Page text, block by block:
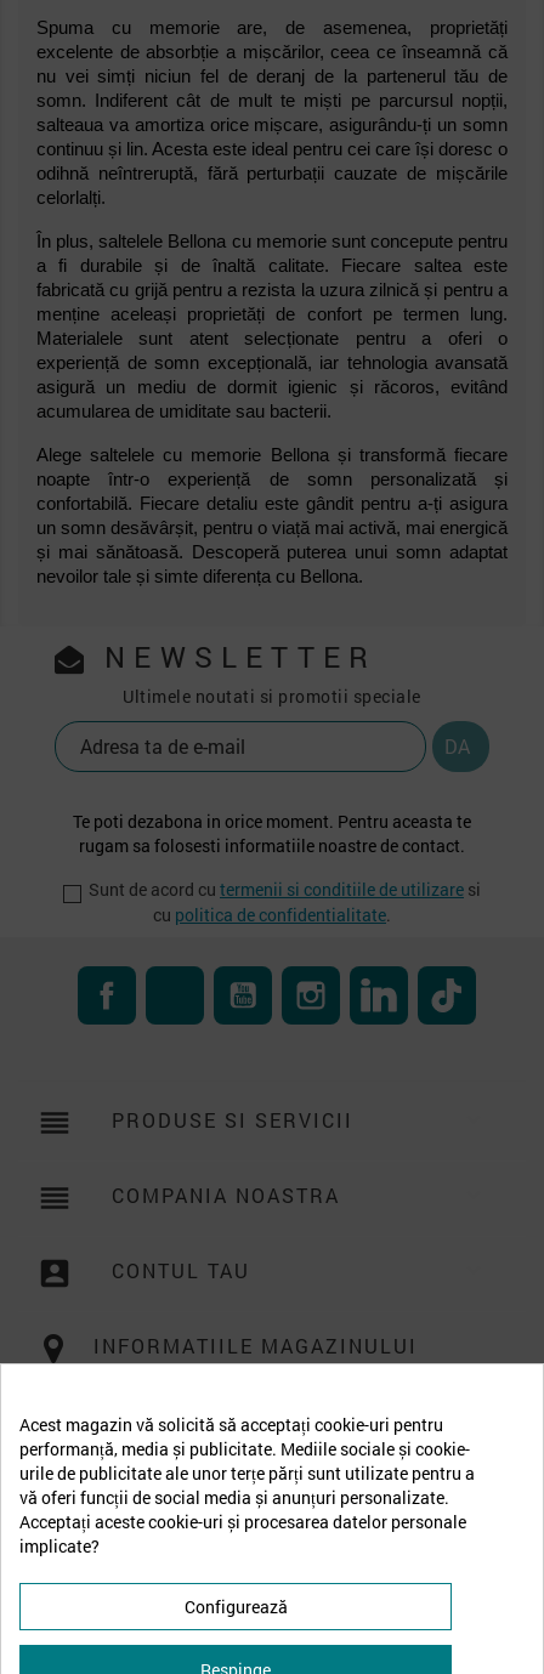
Spuma cu memorie are, de asemenea, proprietăți
excelente de absorbție a mișcărilor, ceea ce înseamnă că
nu vei simți niciun fel de deranj de la partenerul tău de
somn. Indiferent cât de mult te miști pe parcursul nopții,
salteaua va amortiza orice mișcare, asigurându-ți un somn
continuu și lin. Acesta este ideal pentru cei care își doresc o
odihnă neîntreruptă, fără perturbații cauzate de mișcările
celorlalți.
În plus, saltelele Bellona cu memorie sunt concepute pentru
a fi durabile și de înaltă calitate. Fiecare saltea este
fabricată cu grijă pentru a rezista la uzura zilnică și pentru a
menține aceleași proprietăți de confort pe termen lung.
Materialele sunt atent selecționate pentru a oferi o
experiență de somn excepțională, iar tehnologia avansată
asigură un mediu de dormit igienic și răcoros, evitând
acumularea de umiditate sau bacterii.
Alege saltelele cu memorie Bellona și transformă fiecare
noapte într-o experiență de somn personalizată și
confortabilă. Fiecare detaliu este gândit pentru a-ți asigura
un somn desăvârșit, pentru o viață mai activă, mai energică
și mai sănătoasă. Descoperă puterea unui somn adaptat
nevoilor tale și simte diferența cu Bellona.
NEWSLETTER
Ultimele noutati si promotii speciale
Te poti dezabona in orice moment. Pentru aceasta te
rugam sa folosesti informatiile noastre de contact.
Sunt de acord cu termenii si conditiile de utilizare si
cu politica de confidentialitate
FacebookRSS YouTube InstagramLinkedIn
reorder PRODUSE SI SERVICII
reorder COMPANIA NOASTRA
account_box CONTUL TAU
INFORMATIILE MAGAZINULUI
Acest magazin vă solicită să acceptați cookie-uri pentru
performanță, media și publicitate. Mediile sociale și cookie-
urile de publicitate ale unor terțe părți sunt utilizate pentru a
vă oferi funcții de social media și anunțuri personalizate.
Acceptați aceste cookie-uri și procesarea datelor personale
implicate?
Configurează
Respinge